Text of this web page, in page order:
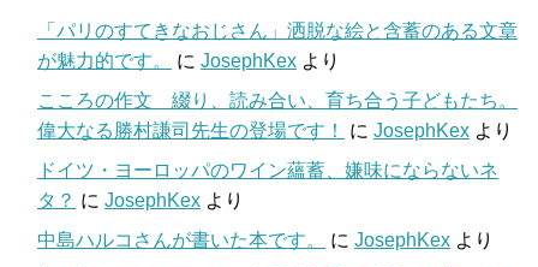
「パリのすてきなおじさん」洒脱な絵と含蓄のある文章
が魅力的です。
に JosephKex より
こころの作文 綴り、読み合い、育ち合う子どもたち。
偉大なる勝村謙司先生の登場です！
に JosephKex より
ドイツ・ヨーロッパのワイン蘊蓄、嫌味にならないネ
タ？ に JosephKex より
中島ハルコさんが書いた本です。
に JosephKex より